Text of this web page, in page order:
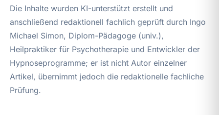
Die Inhalte wurden KI-unterstützt erstellt und
anschließend redaktionell fachlich geprüft durch Ingo
Michael Simon, Diplom-Pädagoge (univ.),
Heilpraktiker für Psychotherapie und Entwickler der
Hypnoseprogramme; er ist nicht Autor einzelner
Artikel, übernimmt jedoch die redaktionelle fachliche
Prüfung.